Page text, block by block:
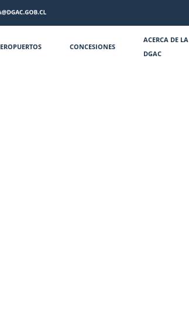
CONCESIONES
ACERCA DE LA
DGAC